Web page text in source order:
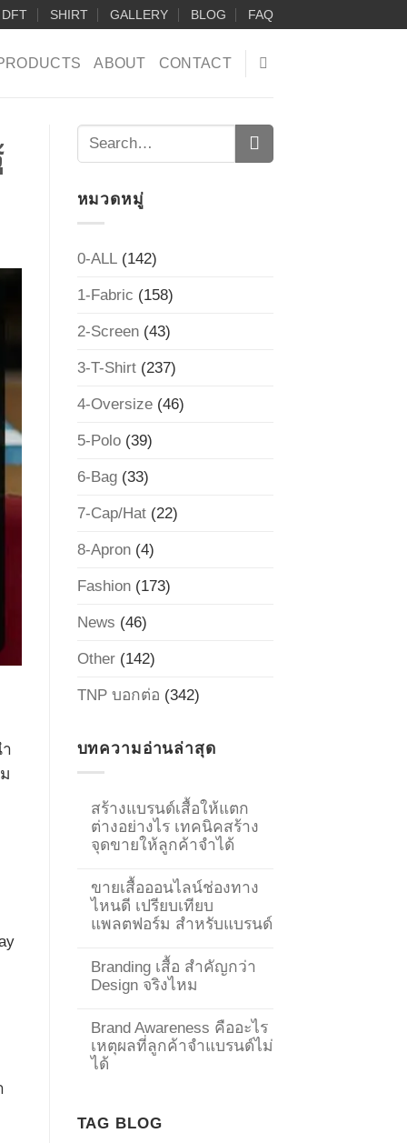
DFT SHIRT GALLERY BLOG FAQ
ABOUT CONTACT
หมวดหมู่
0-ALL(142)
1-Fabric (158)
2-Screen(43)
3-T-Shirt(237)
4-Oversize(46)
5-Polo(39)
6-Bag(33)
7-Cap/Hat(22)
8-Apron(4)
Fashion(173)
News (46)
Other(142)
TNP บอกต่อ (342)
บทความอ่านล่าสุด
สร้างแบรนด์เสื้อให้แตก
ต่างอย่างไร เทคนิคสร้าง
จุดขายให้ลูกค้าจำได้
ขายเสื้อออนไลน์ช่องทาง
ไหนดี เปรียบเทียบ
แพลตฟอร์ม สำหรับแบรนด์
Branding เสื้อ สำคัญกว่า
Design จริงไหม
Brand Awareness คืออะไร
เหตุผลที่ลูกค้าจำแบรนด์ไม่
ได้
TAG BLOG